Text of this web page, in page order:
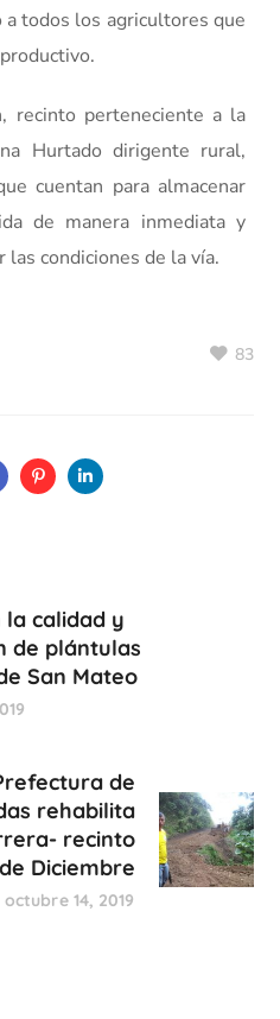
todos los agricultores que
recinto perteneciente a la
Hurtado dirigente rural,
cuentan para almacenar
de manera inmediata y
condiciones de la vía.
83
calidad y
de plántulas
San Mateo
de
rehabilita
recinto
Diciembre
octubre 14, 2019